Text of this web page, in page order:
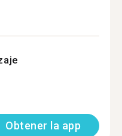
Obtener la app